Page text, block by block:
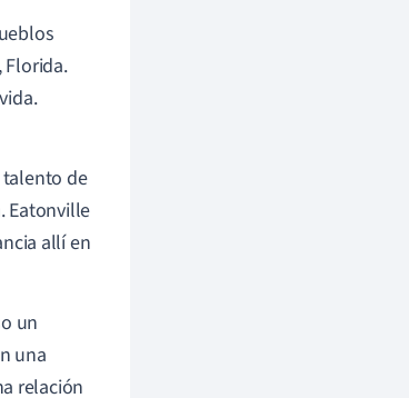
Florida.
talento de
Eatonville
allí en
un
una
relación